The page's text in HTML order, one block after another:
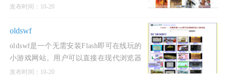
提供在线玩DOS和Windows经典游戏的平
支持多种硬件加速，包
发布时间：10-20
oldswf
oldswf是一个无需安装Flash即可在线玩的
小游戏网站。用户可以直接在现代浏览器
上享受超过5万款不同类型的游戏，包括
发布时间：10-20